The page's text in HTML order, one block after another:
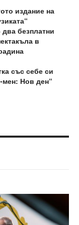
издание на
безплатни
в
със себе си
Нов ден“